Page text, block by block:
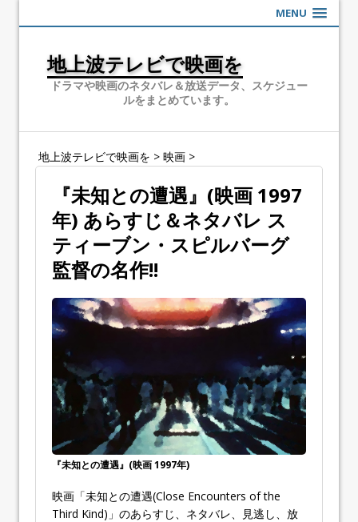
MENU
地上波テレビで映画を
ドラマや映画のネタバレ＆放送データ、スケジュー
ルをまとめています。
地上波テレビで映画を > 映画 >
『未知との遭遇』(映画 1997
年) あらすじ＆ネタバレ ス
ティーブン・スピルバーグ
監督の名作!!
『未知との遭遇』(映画 1997年)
映画「未知との遭遇(Close Encounters of the
Third Kind)」のあらすじ、ネタバレ、見逃し、放